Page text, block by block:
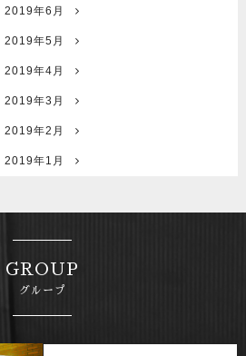
2019年6月
2019年5月
2019年4月
2019年3月
2019年2月
2019年1月
GROUP
グループ